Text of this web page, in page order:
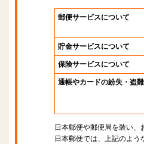
郵便サービスについて
貯金サービスについて
保険サービスについて
通帳やカードの紛失・盗
日本郵便や郵便局を装い
日本郵便では、上記のよ